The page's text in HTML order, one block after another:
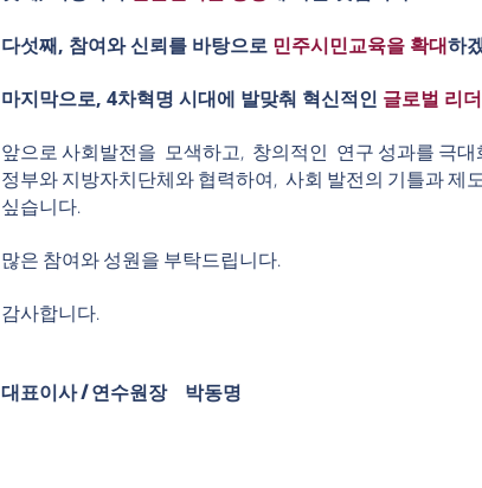
다섯째, 참여와 신뢰를 바탕으로 민주시민교육을 확대하
마지막으로, 4차혁명 시대에 발맞춰 혁신적인 글로벌 리
앞으로 사회발전을 모색하고, 창의적인 연구 성과를 극대
정부와 지방자치단체와 협력하여, 사회 발전의 기틀과 제
싶습니다.
많은 참여와 성원을 부탁드립니다.
감사합니다.
​대표이사 / 연수원장 박동명